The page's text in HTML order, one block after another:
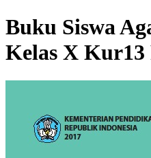
Buku Siswa
Kelas X Kur13